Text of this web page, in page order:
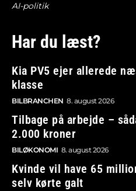
AI-politik
Har du læst?
Kia PV5 ejer allerede
klasse
BILBRANCHEN 8. august 2026
Tilbage på arbejde –
2.000 kroner
BILØKONOMI 8. august 2026
Kvinde vil have 65
selv kørte galt